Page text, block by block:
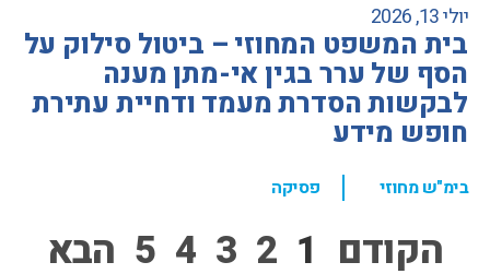
יולי 13, 2026
בית המשפט המחוזי – ביטול סילוק על
הסף של ערר בגין אי-מתן מענה
לבקשות הסדרת מעמד ודחיית עתירת
חופש מידע
בימ"ש מחוזי , פסיקה
הקודם 1
2
3
4
5 הבא